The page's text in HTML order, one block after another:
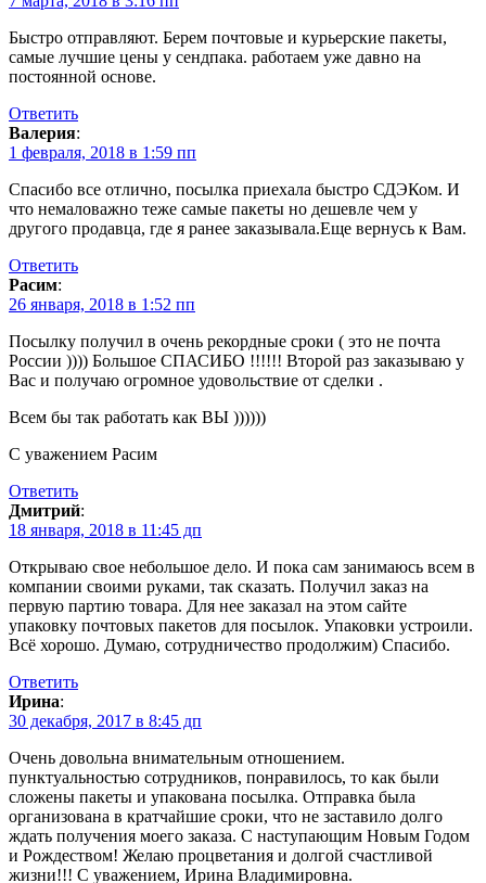
Быстро отправляют. Берем почтовые и курьерские пакеты,
самые лучшие цены у сендпака. работаем уже давно на
постоянной основе.
Ответить
Валерия:
1 февраля, 2018 в 1:59 пп
Спасибо все отлично, посылка приехала быстро СДЭКом. И
что немаловажно теже самые пакеты но дешевле чем у
другого продавца, где я ранее заказывала.Еще вернусь к Вам.
Ответить
Расим:
26 января, 2018 в 1:52 пп
Посылку получил в очень рекордные сроки ( это не почта
России )))) Большое СПАСИБО !!!!!! Второй раз заказываю у
Вас и получаю огромное удовольствие от сделки .
Всем бы так работать как ВЫ ))))))
С уважением Расим
Ответить
Дмитрий:
18 января, 2018 в 11:45 дп
Открываю свое небольшое дело. И пока сам занимаюсь всем в
компании своими руками, так сказать. Получил заказ на
первую партию товара. Для нее заказал на этом сайте
упаковку почтовых пакетов для посылок. Упаковки устроили.
Всё хорошо. Думаю, сотрудничество продолжим) Спасибо.
Ответить
Ирина:
30 декабря, 2017 в 8:45 дп
Очень довольна внимательным отношением.
пунктуальностью сотрудников, понравилось, то как были
сложены пакеты и упакована посылка. Отправка была
организована в кратчайшие сроки, что не заставило долго
ждать получения моего заказа. С наступающим Новым Годом
и Рождеством! Желаю процветания и долгой счастливой
жизни!!! С уважением, Ирина Владимировна.